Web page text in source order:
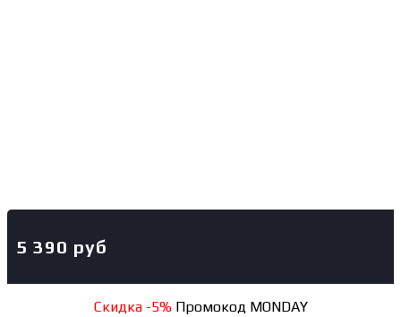
5 390 руб
Скидка -5%Промокод MONDAY